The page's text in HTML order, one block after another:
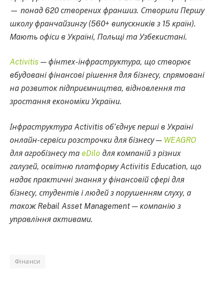
— понад 620 створених франшиз. Створили Першу
школу франчайзингу (560+ випускників з 15 країн).
Мають офіси в Україні, Польщі та Узбекистані.
Activitis — фінтех-інфраструктура, що створює
вбудовані фінансові рішення для бізнесу, спрямовані
на розвиток підприємництва, відновлення та
зростання економіки України.
Інфраструктура Activitis об’єднує перші в Україні
онлайн-сервіси розстрочки для бізнесу — WEAGRO
для агробізнесу та eDilo для компаній з різних
галузей, освітню платформу Activitis Education, що
надає практичні знання у фінансовій сфері для
бізнесу, студентів і людей з порушенням слуху, а
також Rebail Asset Management — компанію з
управління активами.
Фінанси